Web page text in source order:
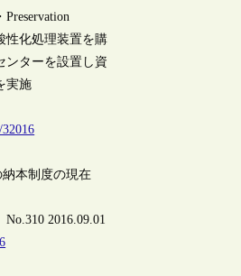
性化処理装置を購
ンターを設置し資
実施
納本制度の現在
2016.09.01